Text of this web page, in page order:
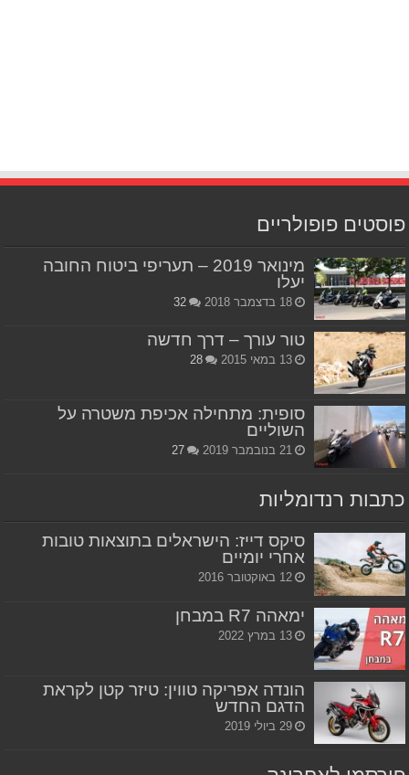
פוסטים פופולריים
מינואר 2019 – תעריפי ביטוח החובה
יעלו
18 בדצמבר 2018 32
טור עורך – דרך חדשה
13 במאי 2015 28
סופית: מתחילה אכיפת משטרה על
השוליים
21 בנובמבר 2019 27
כתבות רנדומליות
סיקס דייז: הישראלים בתוצאות טובות
אחרי יומיים
12 באוקטובר 2016
ימאהה R7 במבחן
13 במרץ 2022
הונדה אפריקה טווין: טיזר קטן לקראת
הדגם החדש
29 ביולי 2019